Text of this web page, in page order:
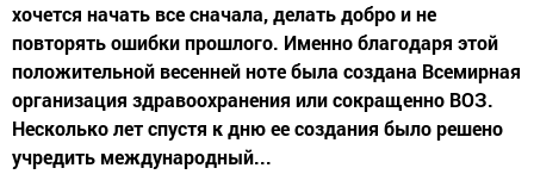
хочется начать все сначала, делать добро и не
повторять ошибки прошлого. Именно благодаря этой
положительной весенней ноте была создана Всемирная
организация здравоохранения или сокращенно ВОЗ.
Несколько лет спустя к дню ее создания было решено
учредить международный...